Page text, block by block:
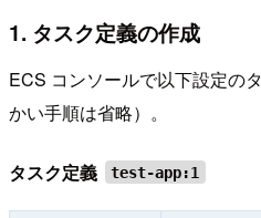
1. タスク定義の作成
ECS コンソールで以下設定の
かい手順は省略）。
タスク定義 test-app:1